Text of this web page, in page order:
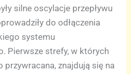
silne oscylacje przepływu
do odłączenia
systemu
Pierwsze strefy, w których
znajdują się na